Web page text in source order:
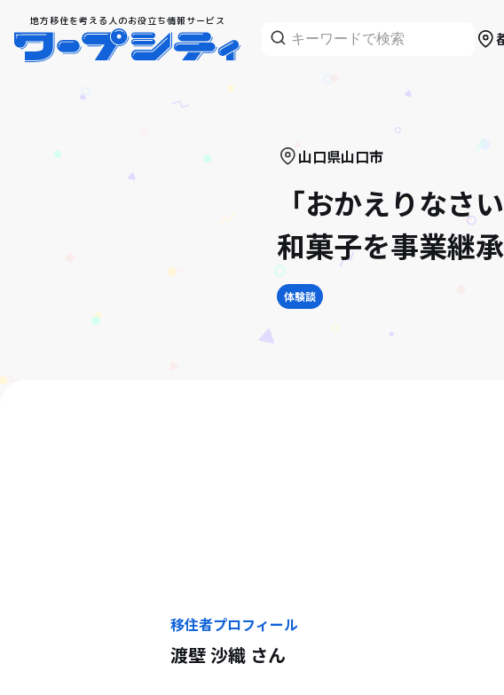
地方移住を考える人のお役立ち情報サービス
山口県山口市
「おかえりなさ
和菓子を事業継承
体験談
移住者プロフィール
渡壁 沙織 さん